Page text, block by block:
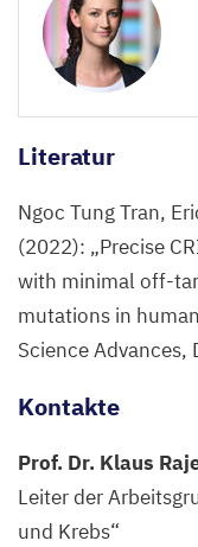
Literatur
Ngoc Tung Tran,
(2022): „Precise
with minimal off-
mutations in
Science Advances,
Kontakte
Prof. Dr. Klaus
Leiter der
und Krebs“